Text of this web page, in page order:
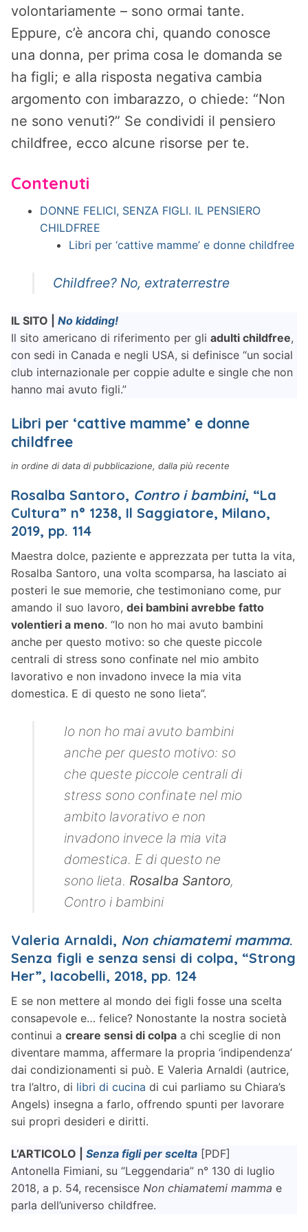
volontariamente – sono ormai tante.
Eppure, c’è ancora chi, quando conosce
una donna, per prima cosa le domanda se
ha figli; e alla risposta negativa cambia
argomento con imbarazzo, o chiede: “Non
ne sono venuti?” Se condividi il pensiero
childfree, ecco alcune risorse per te.
Contenuti
DONNE FELICI, SENZA FIGLI. IL PENSIERO
CHILDFREE
Libri per ‘cattive mamme’ e donne childfree
Childfree? No, extraterrestre
IL SITO | No kidding!
Il sito americano di riferimento per gli adulti childfree,
con sedi in Canada e negli USA, si definisce “un social
club internazionale per coppie adulte e single che non
hanno mai avuto figli.”
Libri per ‘cattive mamme’ e donne
childfree
in ordine di data di pubblicazione, dalla più recente
Rosalba Santoro, Contro i bambini, “La
Cultura” n° 1238, Il Saggiatore, Milano,
2019, pp. 114
Maestra dolce, paziente e apprezzata per tutta la vita,
Rosalba Santoro, una volta scomparsa, ha lasciato ai
posteri le sue memorie, che testimoniano come, pur
amando il suo lavoro, dei bambini avrebbe fatto
volentieri a meno. “Io non ho mai avuto bambini
anche per questo motivo: so che queste piccole
centrali di stress sono confinate nel mio ambito
lavorativo e non invadono invece la mia vita
domestica. E di questo ne sono lieta”.
Io non ho mai avuto bambini
anche per questo motivo: so
che queste piccole centrali di
stress sono confinate nel mio
ambito lavorativo e non
invadono invece la mia vita
domestica. E di questo ne
sono lieta. Rosalba Santoro,
Contro i bambini
Valeria Arnaldi, Non chiamatemi mamma.
Senza figli e senza sensi di colpa, “Strong
Her”, Iacobelli, 2018, pp. 124
E se non mettere al mondo dei figli fosse una scelta
consapevole e… felice? Nonostante la nostra società
continui a creare sensi di colpa a chi sceglie di non
diventare mamma, affermare la propria ‘indipendenza’
dai condizionamenti si può. E Valeria Arnaldi (autrice,
tra l’altro, di libri di cucina di cui parliamo su Chiara’s
Angels) insegna a farlo, offrendo spunti per lavorare
sui propri desideri e diritti.
L’ARTICOLO | Senza figli per scelta [PDF]
Antonella Fimiani, su “Leggendaria” n° 130 di luglio
2018, a p. 54, recensisce Non chiamatemi mamma e
parla dell’universo childfree.